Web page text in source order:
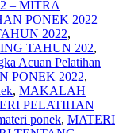
– MITRA
PONEK 2022
2022,
TAHUN 202,
Acuan Pelatihan
PONEK 2022,
, MAKALAH
PELATIHAN
ponek, MATERI